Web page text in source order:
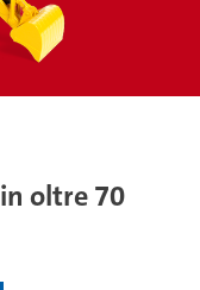
oltre 70